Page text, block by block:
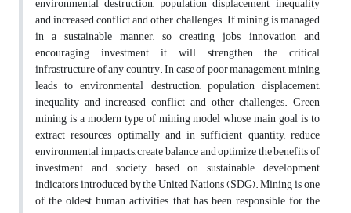
and increased conflict and other challenges. If mining is managed
in a sustainable manner, so creating jobs, innovation and
encouraging investment, it will strengthen the critical
infrastructure of any country. In case of poor management, mining
leads to environmental destruction, population displacement,
inequality and increased conflict and other challenges. Green
mining is a modern type of mining model whose main goal is to
extract resources optimally and in sufficient quantity, reduce
environmental impacts, create balance and optimize the benefits of
investment and society based on sustainable development
indicators introduced by the United Nations (SDG). Mining is one
of the oldest human activities that has been responsible for the